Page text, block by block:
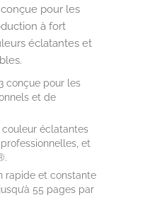
pour les
à fort
éclatantes et
conçue pour les
et de
éclatantes
et
rapide et constante
55 pages par